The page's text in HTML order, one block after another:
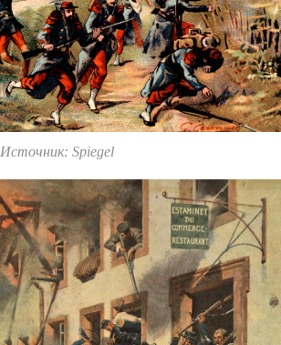
Источник: Spiegel